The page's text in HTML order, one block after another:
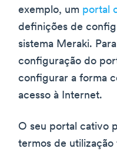
exemplo, um portal
definições de
sistema Meraki.
configuração do
configurar a forma
acesso à Internet.
O seu portal cativo
termos de utilização